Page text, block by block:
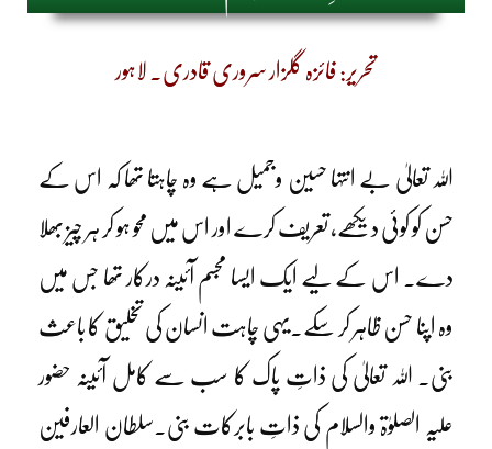
تحریر: فائزہ گلزار سروری قادری۔ لاہور
اللہ تعالیٰ بے انتہا حسین وجمیل ہے وہ چاہتا تھا کہ اس کے
حسن کو کوئی دیکھے، تعریف کرے اور اس میں محو ہو کر ہر چیز بھلا
دے۔ اس کے لیے ایک ایسا مجسم آئینہ درکار تھا جس میں
وہ اپنا حسن ظاہر کر سکے۔یہی چاہت انسان کی تخلیق کا باعث
بنی۔ اللہ تعالیٰ کی ذاتِ پاک کا سب سے کامل آئینہ حضور
علیہ الصلوٰۃ والسلام کی ذاتِ بابرکات بنی۔سلطان العارفین